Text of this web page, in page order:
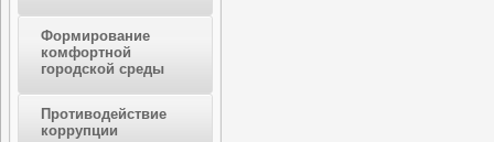
Формирование
комфортной
городской среды
Противодействие
коррупции